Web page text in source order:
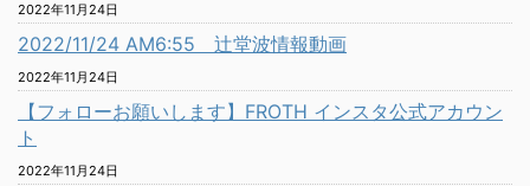
2022年11月24日
2022/11/24 AM6:55 辻堂波情報動画
2022年11月24日
【フォローお願いします】FROTH インスタ公式アカウン
ト
2022年11月24日